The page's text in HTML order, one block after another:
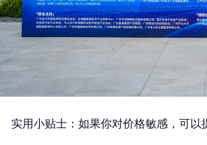
实用小贴士：如果你对价格敏感，可